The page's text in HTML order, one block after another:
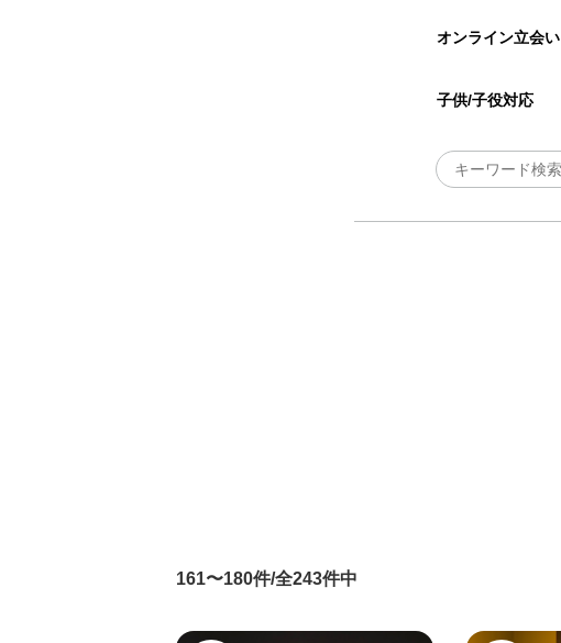
オンライン立会い
子供/子役対応
161〜180件/全243件中